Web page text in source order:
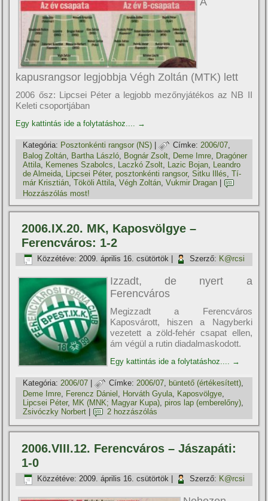
kapusrangsor legjobbja Végh Zoltán (MTK) lett
2006 ősz: Lipcsei Péter a legjobb mezőnyjátékos az NB II
Keleti csoportjában
Egy kattintás ide a folytatáshoz.... →
Kategória: Posztonkénti rangsor (NS) Címke: 2006/07
Balog Zoltán Bartha László Bognár Zsolt Deme Imre Dragóner
Attila Kemenes Szabolcs Laczkó Zsolt Lazic Bojan Leandro
de Almeida Lipcsei Péter,posztonkénti rangsor,Sitku Illés ,Tí­
már Krisztián ,Tököli Attila ,Végh Zoltán ,Vukmir Dragan
Hozzászólás most!
2006.IX.20. MK, Kaposvölgye –
Ferencváros: 1-2
Közzétéve: 2009. április 16. csütörtök Szerző: K@rcsi
Izzadt, de nyert a
Ferencváros
Megizzadt a Ferencváros
Kaposvárott, hiszen a Nagyberki
vezetett a zöld-fehér csapat ellen,
ám végül a rutin diadalmaskodott.
Egy kattintás ide a folytatáshoz.... →
Kategória: 2006/07 Címke: 2006/07 büntető (értékesí­tett)
Deme Imre Ferencz Dániel Horváth Gyula Kaposvölgye
Lipcsei Péter, MK (MNK; Magyar Kupa) ,piros lap (emberelőny)
Zsivóczky Norbert
2 hozzászólás
2006.VIII.12. Ferencváros – Jászapáti:
1-0
Közzétéve: 2009. április 16. csütörtök Szerző: K@rcsi